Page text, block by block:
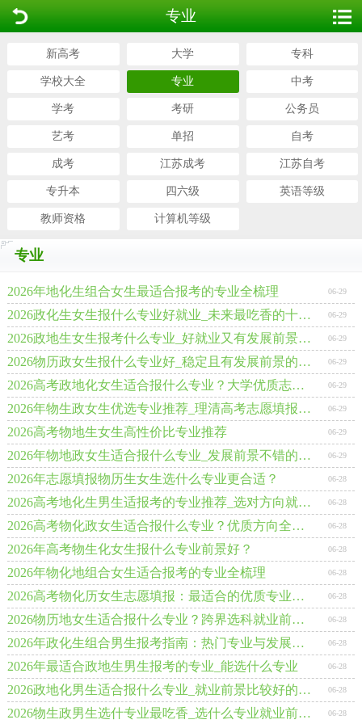
专业
新高考 大学 专科
学校大全 专业 中考
学考 考研 公务员
艺考 单招 自考
成考 江苏成考 江苏自考
专升本 四六级 英语等级
教师资格 计算机等级
专业
06-29
2026年地化生组合女生最适合报考的专业全梳理
06-29
2026政化生女生报什么专业好就业_未来最吃香的十大专业
06-29
2026政地生女生报考什么专业_好就业又有发展前景的专业
06-29
2026物历政女生报什么专业好_稳定且有发展前景的专业
06-29
2026高考政地化女生适合报什么专业？大学优质志愿推荐
06-29
2026年物生政女生优选专业推荐_理清高考志愿填报思路
06-29
2026高考物地生女生高性价比专业推荐
06-29
2026年物地政女生适合报什么专业_发展前景不错的几个专业
06-28
2026年志愿填报物历生女生选什么专业更合适？
06-28
2026高考地化生男生适报考的专业推荐_选对方向就业更稳
06-28
2026高考物化政女生适合报什么专业？优质方向全推荐
06-28
2026年高考物生化女生报什么专业前景好？
06-28
2026年物化地组合女生适合报考的专业全梳理
06-28
2026高考物化历女生志愿填报：最适合的优质专业推荐
06-28
2026物历地女生适合报什么专业？跨界选科就业前景好的专业
06-28
2026年政化生组合男生报考指南：热门专业与发展方向梳理
06-28
2026年最适合政地生男生报考的专业_能选什么专业
06-28
2026政地化男生适合报什么专业_就业前景比较好的专业
06-28
2026物生政男生选什专业最吃香_选什么专业就业前景好